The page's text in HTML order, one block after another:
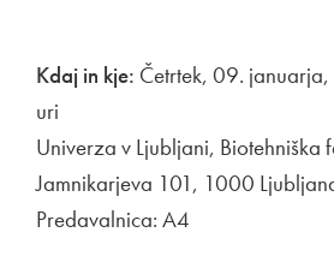
Kdaj in kje: Četrtek, 09.
uri
Univerza v Ljubljani, Biotehniška
Jamnikarjeva 101, 1000
Predavalnica: A4